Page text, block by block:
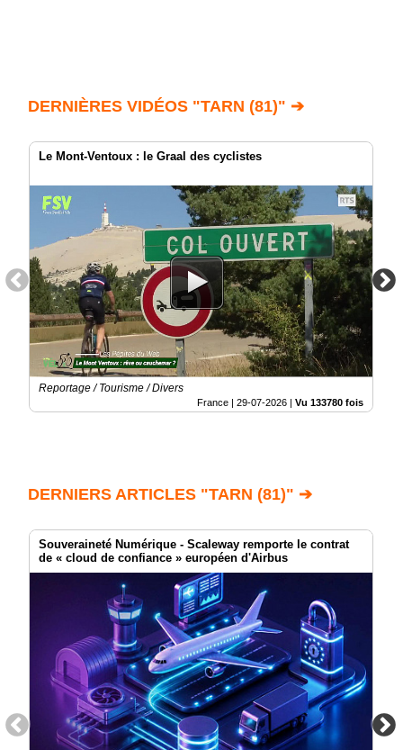
DERNIÈRES VIDÉOS "TARN (81)" ➔
Le Mont-Ventoux : le Graal des cyclistes
Reportage / Tourisme / Divers
France | 29-07-2026 | Vu 133780 fois
DERNIERS ARTICLES "TARN (81)" ➔
Souveraineté Numérique - Scaleway remporte le contrat
de « cloud de confiance » européen d'Airbus